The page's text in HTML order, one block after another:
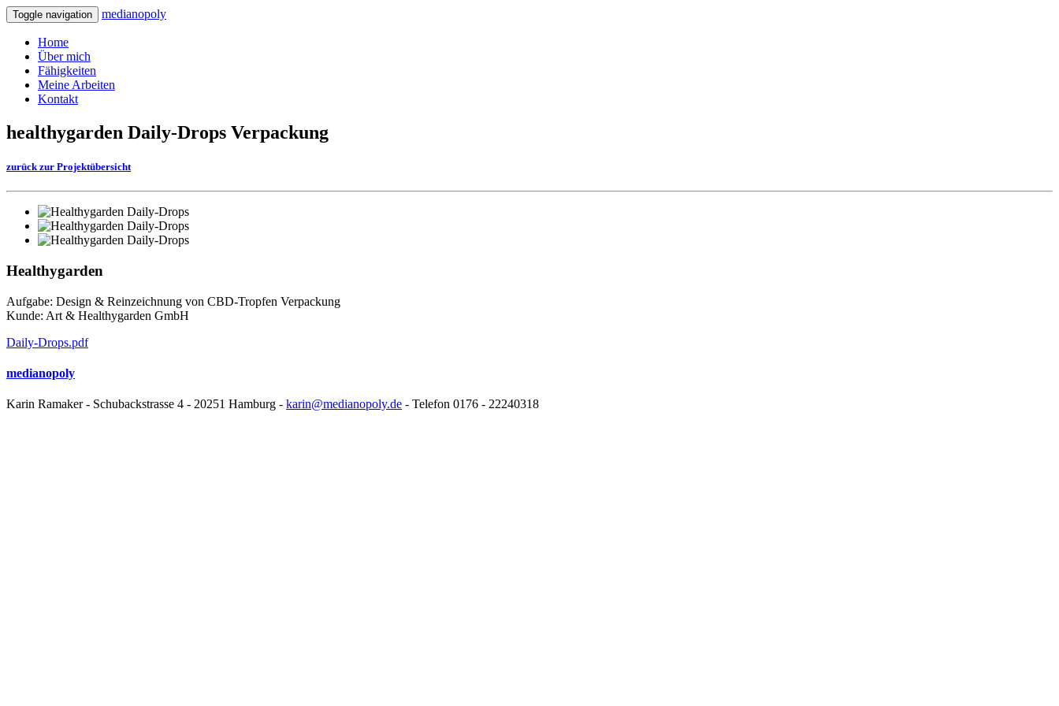
Toggle navigation medianopoly
Home
Über mich
Fähigkeiten
Meine Arbeiten
Kontakt
healthygarden Daily-Drops Verpackung
zurück zur Projektübersicht
Healthygarden
Aufgabe: Design & Reinzeichnung von CBD-Tropfen Verpackung
Kunde: Art & Healthygarden GmbH
Daily-Drops.pdf
medianopoly
Karin Ramaker - Schubackstrasse 4 - 20251 Hamburg - karin@medianopoly.de - Telefon 0176 - 22240318